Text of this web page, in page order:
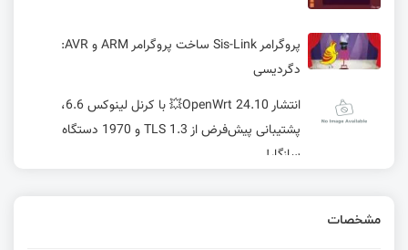
پروگرامر Sis-Link ساخت پروگرامر ARM و AVR:
دگردیسی
انتشار OpenWrt 24.10💥 با کرنل لینوکس 6.6،
پشتیبانی پیش‌فرض از TLS 1.3 و 1970 دستگاه
سازگار!
مشخصات